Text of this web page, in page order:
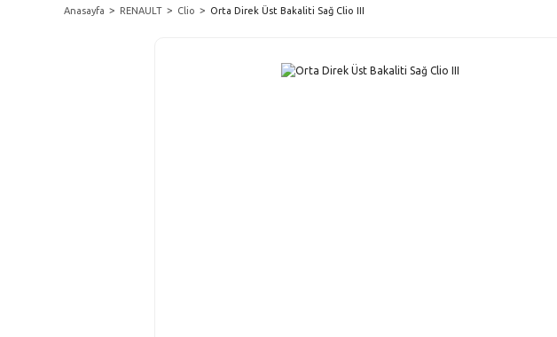
Anasayfa RENAULT Clio Orta Direk Üst Bakaliti Sağ Clio III